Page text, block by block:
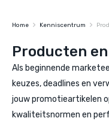
Anythings KERN
Anythings OVERIG
Pagina's
Nieuws
Home Kenniscentrum
Producten
Als beginnende
keuzes, deadlines en
jouw promotieartikelen
kwaliteitsnormen en